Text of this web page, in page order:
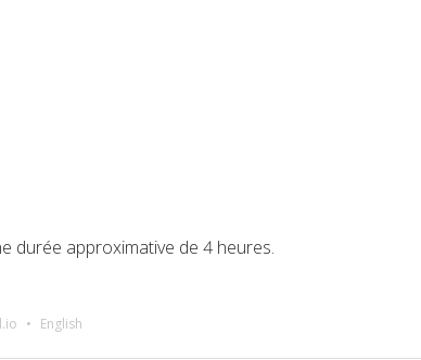
durée approximative de 4 heures.
English